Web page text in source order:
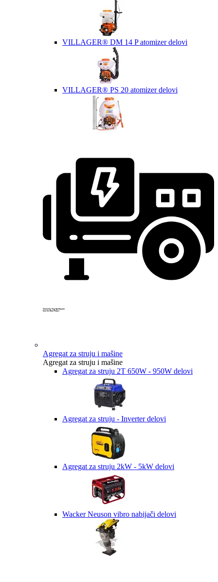
VILLAGER® DM 14 P atomizer delovi
VILLAGER® PS 20 atomizer delovi
Created by Yogi Aprelliyanto
from the Noun Project
Agregat za struju i mašine
Agregat za struju i mašine
Agregat za struju 2T 650W - 950W delovi
Agregat za struju - Inverter delovi
Agregat za struju 2kW - 5kW delovi
Wacker Neuson vibro nabijači delovi